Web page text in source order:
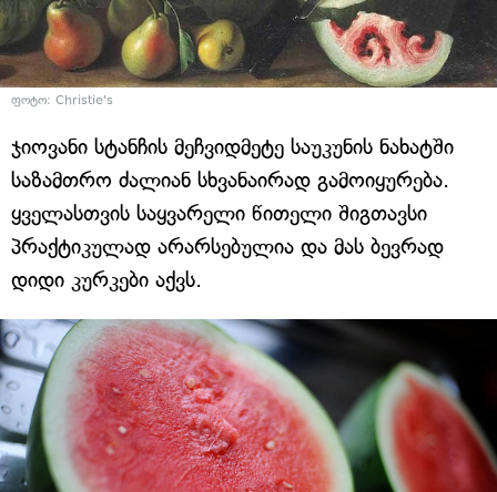
ფოტო: Christie's
ჯიოვანი სტანჩის მეჩვიდმეტე საუკუნის ნახატში
საზამთრო ძალიან სხვანაირად გამოიყურება.
ყველასთვის საყვარელი წითელი შიგთავსი
პრაქტიკულად არარსებულია და მას ბევრად
დიდი კურკები აქვს.